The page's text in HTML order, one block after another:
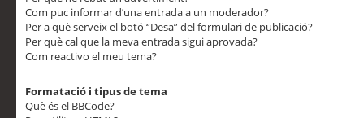
Com puc informar d’una entrada a un moderador?
Per a què serveix el botó “Desa” del formulari de publicació?
Per què cal que la meva entrada sigui aprovada?
Com reactivo el meu tema?
Formatació i tipus de tema
Què és el BBCode?